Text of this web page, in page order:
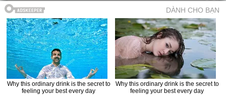
Trở về truyện Chương trước Mục lục Chương sau Truyện ma
Cô trách Đồng Niên: “Anh cẩn thận một
chút, đem bật lửa theo, nếu có tắt còn
châm lại.”
Khi Đồng Niên đang định bước ra, Vũ